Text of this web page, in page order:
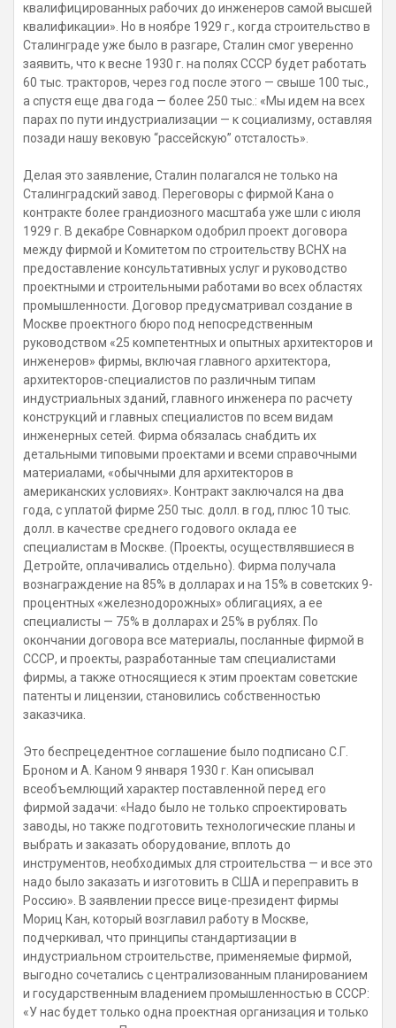
квалифицированных рабочих до инженеров самой высшей
квалификации». Но в ноябре 1929 г., когда строительство в
Сталинграде уже было в разгаре, Сталин смог уверенно
заявить, что к весне 1930 г. на полях СССР будет работать
60 тыс. тракторов, через год после этого — свыше 100 тыс.,
а спустя еще два года — более 250 тыс.: «Мы идем на всех
парах по пути индустриализации — к социализму, оставляя
позади нашу вековую “рассейскую” отсталость».
Делая это заявление, Сталин полагался не только на
Сталинградский завод. Переговоры с фирмой Кана о
контракте более грандиозного масштаба уже шли с июля
1929 г. В декабре Совнарком одобрил проект договора
между фирмой и Комитетом по строительству ВСНХ на
предоставление консультативных услуг и руководство
проектными и строительными работами во всех областях
промышленности. Договор предусматривал создание в
Москве проектного бюро под непосредственным
руководством «25 компетентных и опытных архитекторов и
инженеров» фирмы, включая главного архитектора,
архитекторов-специалистов по различным типам
индустриальных зданий, главного инженера по расчету
конструкций и главных специалистов по всем видам
инженерных сетей. Фирма обязалась снабдить их
детальными типовыми проектами и всеми справочными
материалами, «обычными для архитекторов в
американских условиях». Контракт заключался на два
года, с уплатой фирме 250 тыс. долл. в год, плюс 10 тыс.
долл. в качестве среднего годового оклада ее
специалистам в Москве. (Проекты, осуществлявшиеся в
Детройте, оплачивались отдельно). Фирма получала
вознаграждение на 85% в долларах и на 15% в советских 9-
процентных «железнодорожных» облигациях, а ее
специалисты — 75% в долларах и 25% в рублях. По
окончании договора все материалы, посланные фирмой в
СССР, и проекты, разработанные там специалистами
фирмы, а также относящиеся к этим проектам советские
патенты и лицензии, становились собственностью
заказчика.
Это беспрецедентное соглашение было подписано С.Г.
Броном и А. Каном 9 января 1930 г. Кан описывал
всеобъемлющий характер поставленной перед его
фирмой задачи: «Надо было не только спроектировать
заводы, но также подготовить технологические планы и
выбрать и заказать оборудование, вплоть до
инструментов, необходимых для строительства — и все это
надо было заказать и изготовить в США и переправить в
Россию». В заявлении прессе вице-президент фирмы
Мориц Кан, который возглавил работу в Москве,
подчеркивал, что принципы стандартизации в
индустриальном строительстве, применяемые фирмой,
выгодно сочетались с централизованным планированием
и государственным владением промышленностью в СССР:
«У нас будет только одна проектная организация и только